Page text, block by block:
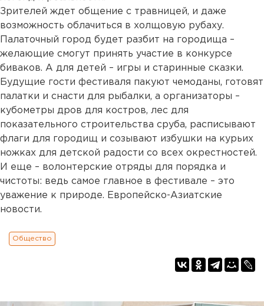
Зрителей ждет общение с травницей, и даже
возможность облачиться в холщовую рубаху.
Палаточный город будет разбит на городища –
желающие смогут принять участие в конкурсе
биваков. А для детей – игры и старинные сказки.
Будущие гости фестиваля пакуют чемоданы, готовят
палатки и снасти для рыбалки, а организаторы –
кубометры дров для костров, лес для
показательного строительства сруба, расписывают
флаги для городищ и созывают избушки на курьих
ножках для детской радости со всех окрестностей.
И еще – волонтерские отряды для порядка и
чистоты: ведь самое главное в фестивале – это
уважение к природе. Европейско-Азиатские
новости.
Общество